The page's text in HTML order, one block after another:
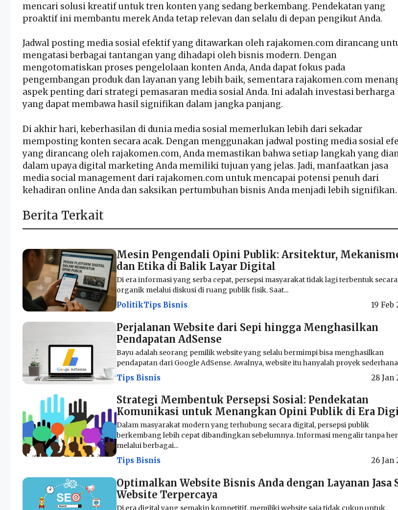
mencari solusi kreatif untuk tren konten yang sedang berkembang. Pendekatan yang
proaktif ini membantu merek Anda tetap relevan dan selalu di depan pengikut Anda.
Jadwal posting media sosial efektifyang ditawarkan oleh rajakomen.com dirancang
mengatasi berbagai tantangan yang dihadapi oleh bisnis modern. Dengan
mengotomatiskan proses pengelolaan konten Anda, Anda dapat fokus pada
pengembangan produk dan layanan yang lebih baik, sementara rajakomen.com
aspek penting dari strategi pemasaran media sosial Anda. Ini adalah investasi berharga
yang dapat membawa hasil signifikan dalam jangka panjang.
Di akhir hari, keberhasilan di dunia media sosial memerlukan lebih dari sekadar
memposting konten secara acak. Dengan menggunakan jadwal posting media sosial
yang dirancang oleh rajakomen.com, Anda memastikan bahwa setiap langkah yang
dalam upaya digital marketing Anda memiliki tujuan yang jelas. Jadi, manfaatkan jasa
media social management dari rajakomen.com untuk mencapai potensi penuh dari
kehadiran online Anda dan saksikan pertumbuhan bisnis Anda menjadi lebih signifikan.
Berita Terkait
Mesin Pengendali Opini Publik: Arsitektur,
dan Etika di Balik Layar Digital
Di era informasi yang serba cepat, persepsi masyarakat tidak lagi terbentuk secara
organik melalui diskusi di ruang publik fisik. Saat...
PolitikTips Bisnis 19 Feb
Perjalanan Website dari Sepi hingga Menghasilkan
Pendapatan AdSense
Bayu adalah seorang pemilik website yang selalu bermimpi bisa menghasilkan
pendapatan dari Google AdSense. Awalnya, website itu hanyalah proyek
Tips Bisnis 28 Jan
Strategi Membentuk Persepsi Sosial: Pendekatan
Komunikasi untuk Menangkan Opini Publik di Era
Dalam masyarakat modern yang terhubung secara digital, persepsi publik
berkembang lebih cepat dibandingkan sebelumnya. Informasi mengalir tanpa
melalui berbagai...
Tips Bisnis 26 Jan
Optimalkan Website Bisnis Anda dengan Layanan Jasa
Website Terpercaya
Di era digital yang semakin kompetitif, memiliki website saja tidak cukup untuk